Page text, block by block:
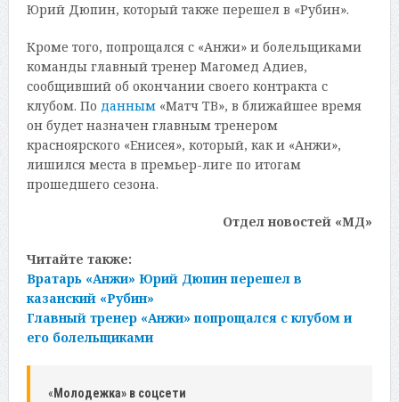
Юрий Дюпин, который также перешел в «Рубин».
Кроме того, попрощался с «Анжи» и болельщиками
команды главный тренер Магомед Адиев,
сообщивший об окончании своего контракта с
клубом. По данным«Матч ТВ», в ближайшее время
он будет назначен главным тренером
красноярского «Енисея», который, как и «Анжи»,
лишился места в премьер-лиге по итогам
прошедшего сезона.
Отдел новостей «МД»
Читайте также:
Вратарь «Анжи» Юрий Дюпин перешел в
казанский «Рубин»
Главный тренер «Анжи» попрощался с клубом и
его болельщиками
« Молодежка» в соцсети